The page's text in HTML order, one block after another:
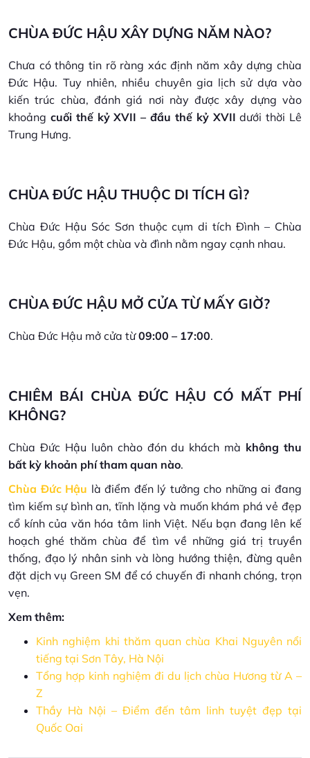
CHÙA ĐỨC HẬU XÂY DỰNG NĂM NÀO?
Chưa có thông tin rõ ràng xác định năm xây dựng chùa
Đức Hậu. Tuy nhiên, nhiều chuyên gia lịch sử dựa vào
kiến trúc chùa, đánh giá nơi này được xây dựng vào
khoảng cuối thế kỷ XVII – đầu thế kỷ XVIIdưới thời Lê
Trung Hưng.
CHÙA ĐỨC HẬU THUỘC DI TÍCH GÌ?
Chùa Đức Hậu Sóc Sơn thuộc cụm di tích Đình – Chùa
Đức Hậu, gồm một chùa và đình nằm ngay cạnh nhau.
CHÙA ĐỨC HẬU MỞ CỬA TỪ MẤY GIỜ?
Chùa Đức Hậu mở cửa từ09:00 – 17:00.
CHIÊM BÁI CHÙA ĐỨC HẬU CÓ MẤT PHÍ
KHÔNG?
Chùa Đức Hậu luôn chào đón du khách mà không thu
bất kỳ khoản phí tham quan nào.
Chùa Đức Hậu là điểm đến lý tưởng cho những ai đang
tìm kiếm sự bình an, tĩnh lặng và muốn khám phá vẻ đẹp
cổ kính của văn hóa tâm linh Việt. Nếu bạn đang lên kế
hoạch ghé thăm chùa để tìm về những giá trị truyền
thống, đạo lý nhân sinh và lòng hướng thiện, đừng quên
đặt dịch vụ Green SM để có chuyến đi nhanh chóng, trọn
vẹn.
Xem thêm:
Kinh nghiệm khi thăm quan chùa Khai Nguyên nổi
tiếng tại Sơn Tây, Hà Nội
Tổng hợp kinh nghiệm đi du lịch chùa Hương từ A –
Z
Thầy Hà Nội – Điểm đến tâm linh tuyệt đẹp tại
Quốc Oai